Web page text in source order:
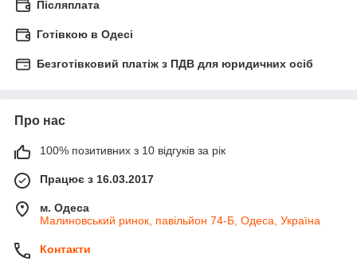
Післяплата
Готівкою в Одесі
Безготівковий платіж з ПДВ для юридичних осіб
Про нас
100% позитивних з 10 відгуків за рік
Працює з 16.03.2017
м. Одеса
Малиновський ринок, павільйон 74-Б, Одеса, Україна
Контакти